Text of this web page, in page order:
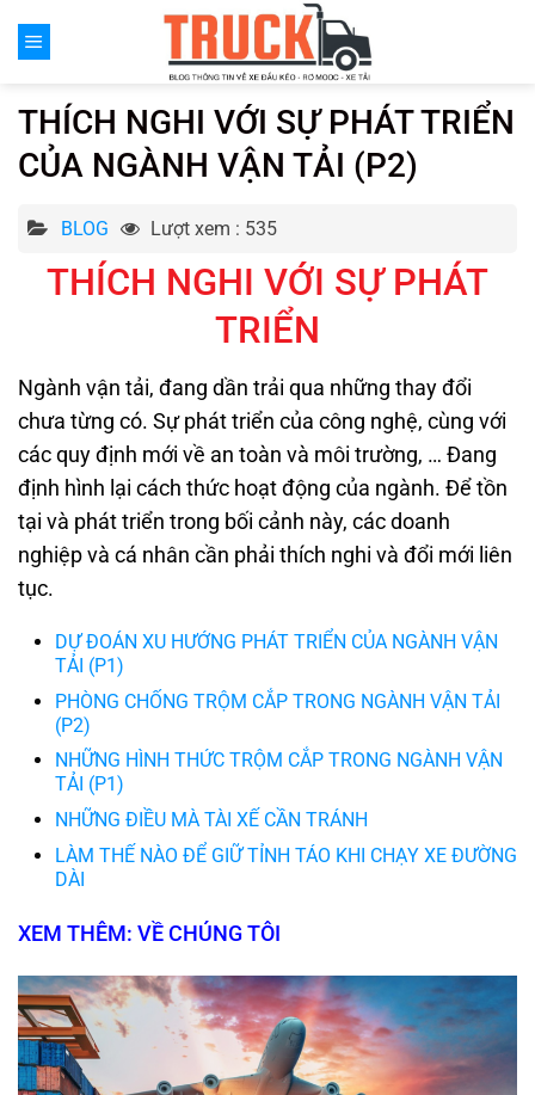
đến
THÍCH NGHI VỚI SỰ PHÁT TRIỂN
CỦA NGÀNH VẬN TẢI (P2)
BLOG Lượt xem : 535
THÍCH NGHI VỚI SỰ PHÁT
TRIỂN
Ngành vận tải, đang dần trải qua những thay đổi
chưa từng có. Sự phát triển của công nghệ, cùng với
các quy định mới về an toàn và môi trường, … Đang
định hình lại cách thức hoạt động của ngành. Để tồn
tại và phát triển trong bối cảnh này, các doanh
nghiệp và cá nhân cần phải thích nghi và đổi mới liên
tục.
DỰ ĐOÁN XU HƯỚNG PHÁT TRIỂN CỦA NGÀNH VẬN
TẢI (P1)
PHÒNG CHỐNG TRỘM CẮP TRONG NGÀNH VẬN TẢI
(P2)
NHỮNG HÌNH THỨC TRỘM CẮP TRONG NGÀNH VẬN
TẢI (P1)
NHỮNG ĐIỀU MÀ TÀI XẾ CẦN TRÁNH
LÀM THẾ NÀO ĐỂ GIỮ TỈNH TÁO KHI CHẠY XE ĐƯỜNG
DÀI
XEM THÊM: VỀ CHÚNG TÔI